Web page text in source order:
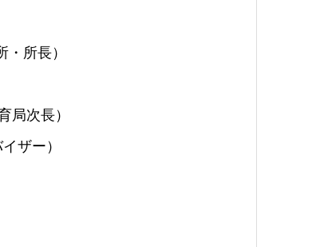
所長）
局次長）
ザー）